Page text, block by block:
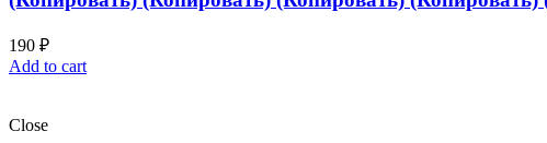
190 ₽
Add to cart
Close